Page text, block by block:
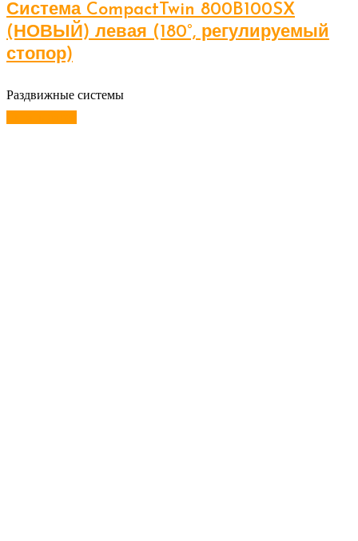
Система CompactTwin 800B100SX
(НОВЫЙ) левая (180°, регулируемый
стопор)
Раздвижные системы